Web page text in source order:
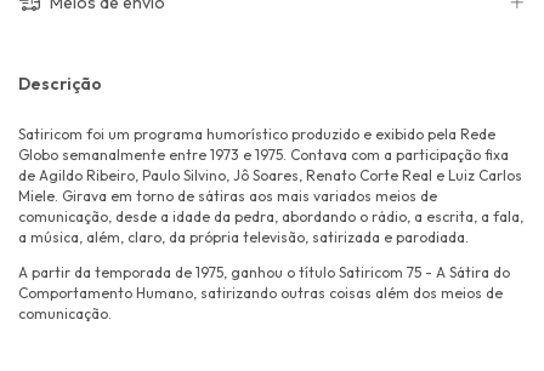
Descrição
Satiricom foi um programa humorístico produzido e exibido pela Rede
Globo semanalmente entre 1973 e 1975. Contava com a participação fixa
de Agildo Ribeiro, Paulo Silvino, Jô Soares, Renato Corte Real e Luiz Carlos
Miele. Girava em torno de sátiras aos mais variados meios de
comunicação, desde a idade da pedra, abordando o rádio, a escrita, a fala,
a música, além, claro, da própria televisão, satirizada e parodiada.
A partir da temporada de 1975, ganhou o título Satiricom 75 - A Sátira do
Comportamento Humano, satirizando outras coisas além dos meios de
comunicação.